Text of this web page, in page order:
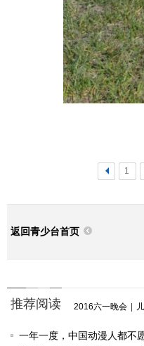
< 1
返回青少台首页
推荐阅读 2016六一晚会
一年一度，中国动漫人都不